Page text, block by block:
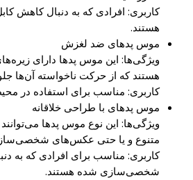
کاربری: افرادی که به دنبال کاهش
هستند.
موس پدهای ضد لغزش
ویژگی‌ها: این موس پدها دارای
هستند که از حرکت ناخواسته آن‌ها
کاربری: مناسب برای استفاده در
موس پدهای با طراحی خلاقانه
ویژگی‌ها: این نوع موس پدها
متنوع و یا حتی عکس‌های
کاربری: مناسب برای افرادی که به
شخصی‌سازی شده هستند.